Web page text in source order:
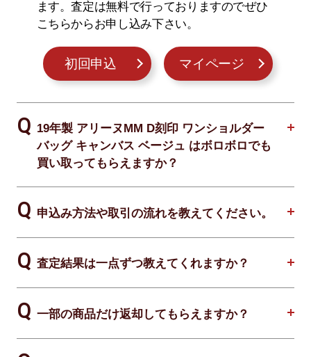
ます。査定は無料で行っておりますのでぜひ
こちらからお申し込み下さい。
初回申込 マイページ
19年製 アリーヌMM D刻印 ワンショルダー
バッグ キャンバス ベージュ はボロボロでも
買い取ってもらえますか？
申込み方法や取引の流れを教えてください。
査定結果は一点ずつ教えてくれますか？
一部の商品だけ返却してもらえますか？